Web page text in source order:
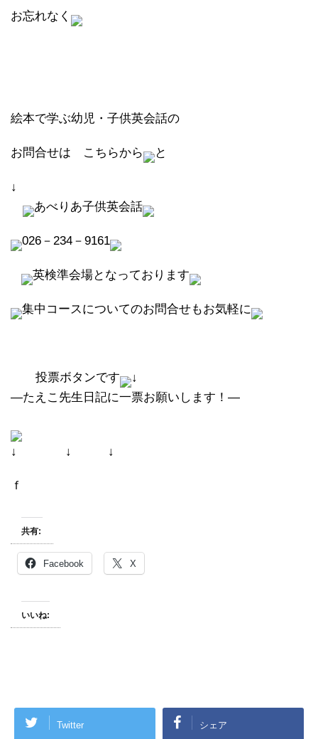
お忘れなく
絵本で学ぶ幼児・子供英会話の
お問合せは こちらから と
↓
あべりあ子供英会話
026－234－9161
英検準会場となっております
集中コースについてのお問合せもお気軽に
投票ボタンです
↓
―たえこ先生日記に一票お願いします！―
↓ ↓ ↓
ｆ
共有:
Facebook X
いいね:
Twitter シェア